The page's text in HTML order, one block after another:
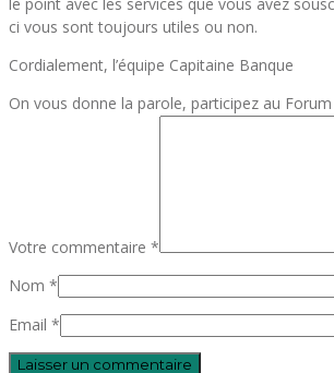
ci vous sont toujours utiles ou non.
Cordialement, l’équipe Capitaine Banque
On vous donne la parole, participez au
Votre commentaire *
Nom *
Email *